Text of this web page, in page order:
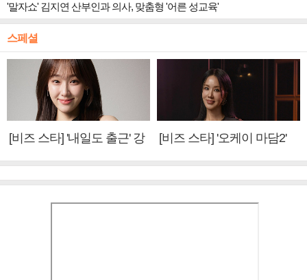
'말자쇼' 김지연 산부인과 의사, 맞춤형 '어른 성교육'
스페셜
[비즈 스타] '내일도 출근' 강
[비즈 스타] '오케이 마담2'